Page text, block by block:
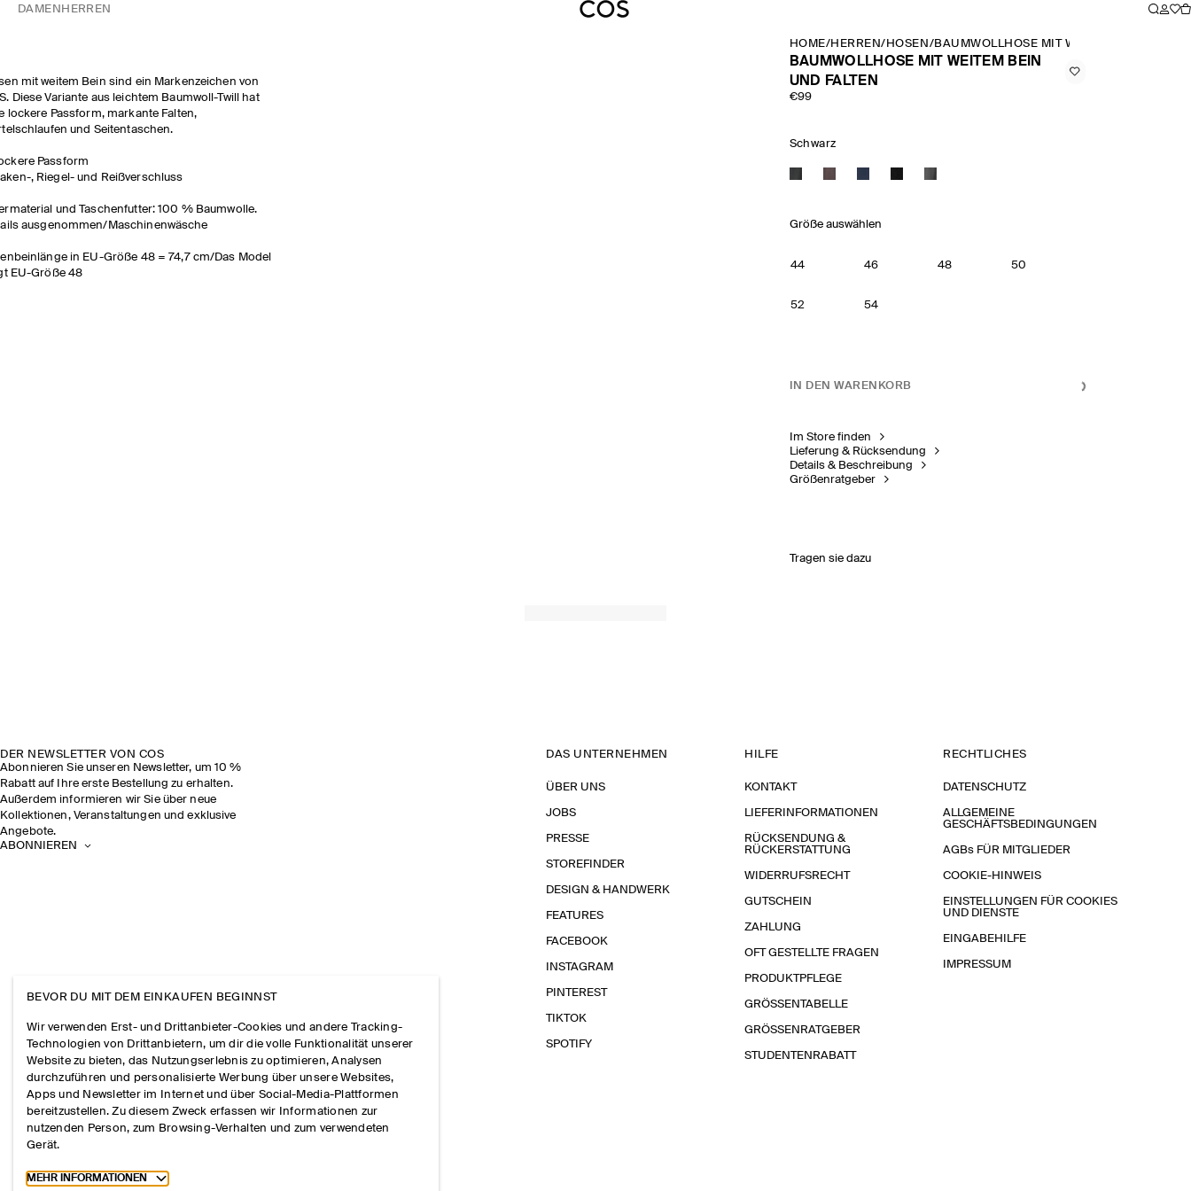
DAMEN HERREN
mit weitem Bein sind ein Markenzeichen von
Diese Variante aus leichtem Baumwoll-Twill hat
lockere Passform, markante Falten,
und Seitentaschen.
Passform
, Riegel- und Reißverschluss
und Taschenfutter: 100 % Baumwolle.
ausgenommen/Maschinenwäsche
in EU-Größe 48 = 74,7 cm/Das Model
EU-Größe 48
HOME/HERREN/ HOSEN /BAUMWOLLHOSE MIT WEITEM BEIN UND
BAUMWOLLHOSE MIT WEITEM BEIN
UND FALTEN
€99
Schwarz
Größe auswählen
44 46 48 50
52 54
IN DEN WARENKORB
Im Store finden
Lieferung & Rücksendung
Details & Beschreibung
Größenratgeber
Tragen sie dazu
DER NEWSLETTER VON COS
Abonnieren Sie unseren Newsletter, um 10 %
Rabatt auf Ihre erste Bestellung zu erhalten.
Außerdem informieren wir Sie über neue
Kollektionen, Veranstaltungen und exklusive
Angebote.
ABONNIEREN
DAS UNTERNEHMEN
ÜBER UNS
JOBS
PRESSE
STOREFINDER
DESIGN & HANDWERK
FEATURES
FACEBOOK
INSTAGRAM
PINTEREST
TIKTOK
SPOTIFY
HILFE
KONTAKT
LIEFERINFORMATIONEN
RÜCKSENDUNG &
RÜCKERSTATTUNG
WIDERRUFSRECHT
GUTSCHEIN
ZAHLUNG
OFT GESTELLTE FRAGEN
PRODUKTPFLEGE
GRÖSSENTABELLE
GRÖSSENRATGEBER
STUDENTENRABATT
RECHTLICHES
DATENSCHUTZ
ALLGEMEINE
GESCHÄFTSBEDINGUNGEN
AGBs FÜR MITGLIEDER
COOKIE-HINWEIS
EINSTELLUNGEN FÜR COOKIES
UND DIENSTE
EINGABEHILFE
IMPRESSUM
BEVOR DU MIT DEM EINKAUFEN BEGINNST
Wir verwenden Erst- und Drittanbieter-Cookies und andere Tracking-
Technologien von Drittanbietern, um dir die volle Funktionalität unserer
Website zu bieten, das Nutzungserlebnis zu optimieren, Analysen
durchzuführen und personalisierte Werbung über unsere Websites,
Apps und Newsletter im Internet und über Social-Media-Plattformen
bereitzustellen. Zu diesem Zweck erfassen wir Informationen zur
nutzenden Person, zum Browsing-Verhalten und zum verwendeten
Gerät.
Toggle more cookie information
MEHR INFORMATIONEN